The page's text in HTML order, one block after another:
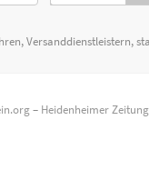
Versanddienstleistern,
– Heidenheimer